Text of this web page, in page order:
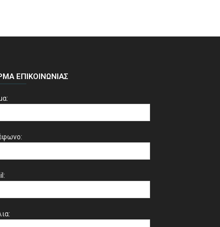
ΕΠΙΚΟΙΝΩΝΊΑΣ